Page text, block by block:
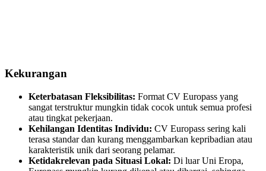
Kekurangan
Keterbatasan Fleksibilitas: Format CV Europass yang
sangat terstruktur mungkin tidak cocok untuk semua profesi
atau tingkat pekerjaan.
Kehilangan Identitas Individu: CV Europass sering kali
terasa standar dan kurang menggambarkan kepribadian atau
karakteristik unik dari seorang pelamar.
Ketidakrelevan pada Situasi Lokal: Di luar Uni Eropa,